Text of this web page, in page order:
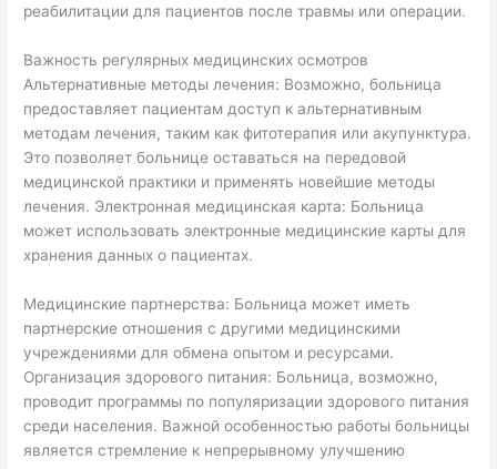
реабилитации для пациентов после травмы или операции.
Важность регулярных медицинских осмотров
Альтернативные методы лечения: Возможно, больница
предоставляет пациентам доступ к альтернативным
методам лечения, таким как фитотерапия или акупунктура.
Это позволяет больнице оставаться на передовой
медицинской практики и применять новейшие методы
лечения. Электронная медицинская карта: Больница
может использовать электронные медицинские карты для
хранения данных о пациентах.
Медицинские партнерства: Больница может иметь
партнерские отношения с другими медицинскими
учреждениями для обмена опытом и ресурсами.
Организация здорового питания: Больница, возможно,
проводит программы по популяризации здорового питания
среди населения. Важной особенностью работы больницы
является стремление к непрерывному улучшению